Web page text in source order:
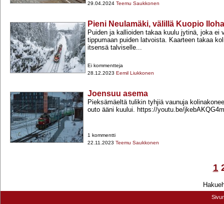
29.04.2024 Teemu Saukkonen
Pieni Neulamäki, välillä Kuopio
Puiden ja kallioiden takaa kuulu jytinä, joka ei
tippumaan puiden latvoista. Kaarteen takaa
itsensä talviselle...
Ei kommentteja
28.12.2023 Eemil Liukkonen
Joensuu asema
Pieksämäeltä tulikin tyhjiä vaunuja
outo ääni kuului. https://youtu.be/
1 kommentti
22.11.2023 Teemu Saukkonen
1